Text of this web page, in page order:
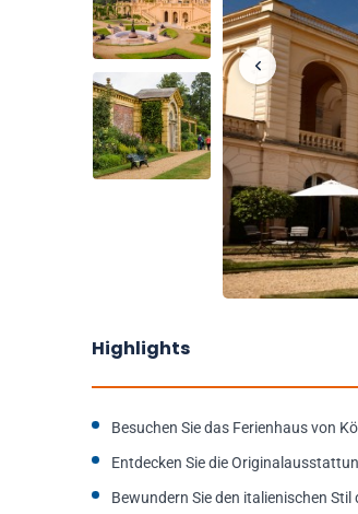
Highlights
Besuchen Sie das Ferienhaus von
Entdecken Sie die
Bewundern Sie den italienischen